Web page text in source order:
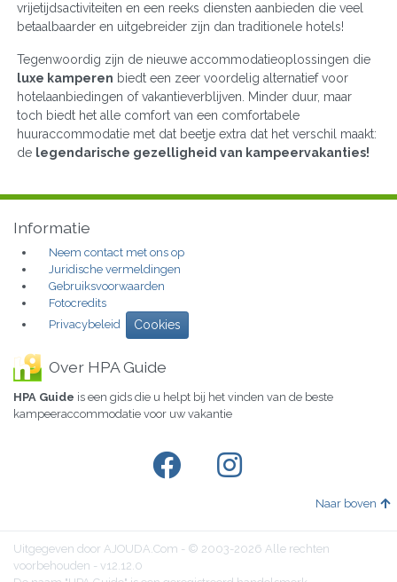
vrijetijdsactiviteiten en een reeks diensten aanbieden die veel
betaalbaarder en uitgebreider zijn dan traditionele hotels!
Tegenwoordig zijn de nieuwe accommodatieoplossingen die
luxe kamperen biedt een zeer voordelig alternatief voor
hotelaanbiedingen of vakantieverblijven. Minder duur, maar
toch biedt het alle comfort van een comfortabele
huuraccommodatie met dat beetje extra dat het verschil maakt:
de legendarische gezelligheid van kampeervakanties!
Informatie
Neem contact met ons op
Juridische vermeldingen
Gebruiksvoorwaarden
Fotocredits
Privacybeleid
Cookies
Over HPA Guide
HPA Guide is een gids die u helpt bij het vinden van de beste
kampeeraccommodatie voor uw vakantie
Naar boven
Uitgegeven door AJOUDA.Com - © 2003-2026 Alle rechten
voorbehouden - v12.12.0